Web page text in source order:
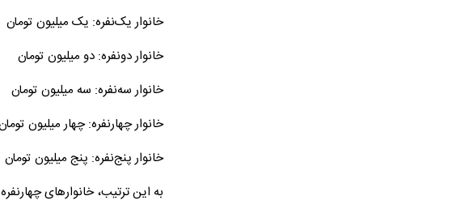
خانوار یک‌نفره: یک میلیون تومان
خانوار دونفره: دو میلیون تومان
خانوار سه‌نفره: سه میلیون تومان
خانوار چهارنفره: چهار میلیون
خانوار پنج‌نفره: پنج میلیون تومان
به این ترتیب، خانوارهای چهارنفره در این مرحله ۴ میلیون تومان